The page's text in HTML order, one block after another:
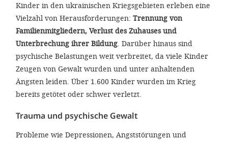
Kinder in den ukrainischen Kriegsgebieten erleben eine
Vielzahl von Herausforderungen: Trennung von
Familienmitgliedern, Verlust des Zuhauses und
Unterbrechung ihrer Bildung. Darüber hinaus sind
psychische Belastungen weit verbreitet, da viele Kinder
Zeugen von Gewalt wurden und unter anhaltenden
Ängsten leiden. Über 1.600 Kinder wurden im Krieg
bereits getötet oder schwer verletzt.
Trauma und psychische Gewalt
Probleme wie Depressionen, Angststörungen und